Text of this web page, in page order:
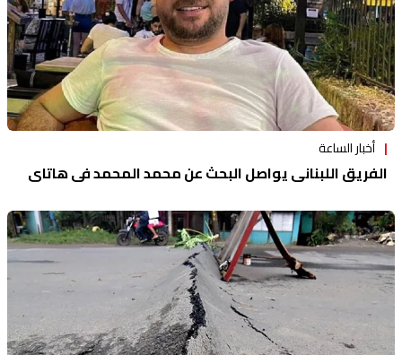
أخبار الساعة
الفريق اللبناني يواصل البحث عن محمد المحمد في هاتاي